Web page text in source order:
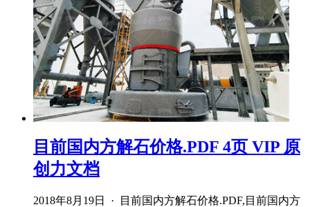
目前国内方解石价格.PDF 4页 VIP 原
创力文档
2018年8月19日 · 目前国内方解石价格.PDF,目前国内方